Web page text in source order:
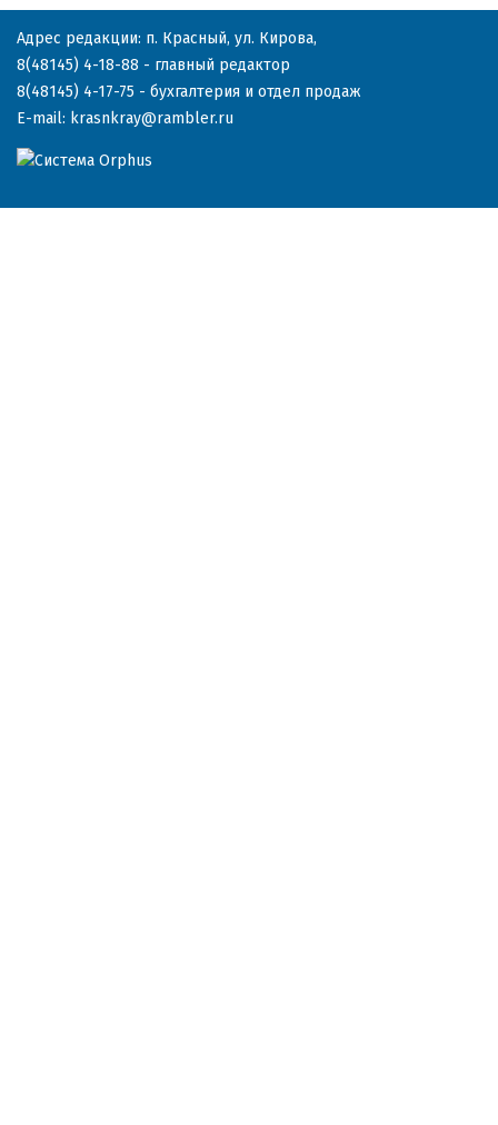
Адрес редакции: п. Красный, ул. Кирова,
8(48145) 4-18-88 - главный редактор
8(48145) 4-17-75 - бухгалтерия и отдел продаж
E-mail: krasnkray@rambler.ru